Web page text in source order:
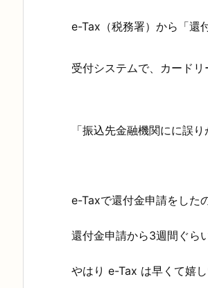
e-Tax（税務署）から「還
受付システムで、カード
「振込先金融機関にに誤
e-Taxで還付金申請をした
還付金申請から3週間ぐら
やはり e-Tax は早くて嬉